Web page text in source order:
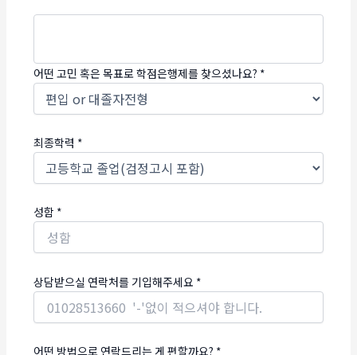
어떤 고민 혹은 목표로 학점은행제를 찾으셨나요? *
최종학력 *
성함 *
상담받으실 연락처를 기입해주세요 *
어떤 방법으로 연락드리는 게 편할까요? *